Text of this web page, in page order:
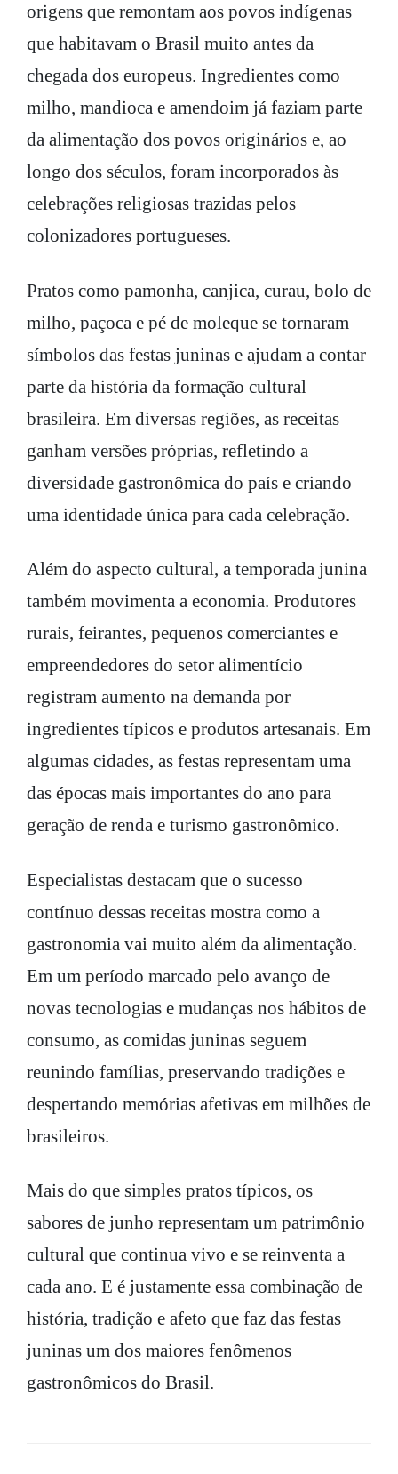
origens que remontam aos povos indígenas
que habitavam o Brasil muito antes da
chegada dos europeus. Ingredientes como
milho, mandioca e amendoim já faziam parte
da alimentação dos povos originários e, ao
longo dos séculos, foram incorporados às
celebrações religiosas trazidas pelos
colonizadores portugueses.
Pratos como pamonha, canjica, curau, bolo de
milho, paçoca e pé de moleque se tornaram
símbolos das festas juninas e ajudam a contar
parte da história da formação cultural
brasileira. Em diversas regiões, as receitas
ganham versões próprias, refletindo a
diversidade gastronômica do país e criando
uma identidade única para cada celebração.
Além do aspecto cultural, a temporada junina
também movimenta a economia. Produtores
rurais, feirantes, pequenos comerciantes e
empreendedores do setor alimentício
registram aumento na demanda por
ingredientes típicos e produtos artesanais. Em
algumas cidades, as festas representam uma
das épocas mais importantes do ano para
geração de renda e turismo gastronômico.
Especialistas destacam que o sucesso
contínuo dessas receitas mostra como a
gastronomia vai muito além da alimentação.
Em um período marcado pelo avanço de
novas tecnologias e mudanças nos hábitos de
consumo, as comidas juninas seguem
reunindo famílias, preservando tradições e
despertando memórias afetivas em milhões de
brasileiros.
Mais do que simples pratos típicos, os
sabores de junho representam um patrimônio
cultural que continua vivo e se reinventa a
cada ano. E é justamente essa combinação de
história, tradição e afeto que faz das festas
juninas um dos maiores fenômenos
gastronômicos do Brasil.